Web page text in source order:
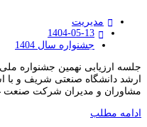
مدیریت
1404-05-13
جشنواره سال 1404
جلسه ارزیابی نهمین جشنواره
ارشد دانشگاه صنعتی شریف و با
مشاوران و مدیران شرکت صنعت
ادامه مطلب